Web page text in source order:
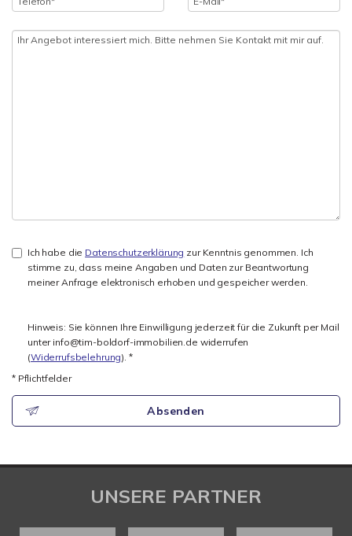
Ich habe die Datenschutzerklärung zur Kenntnis genommen. Ich
stimme zu, dass meine Angaben und Daten zur Beantwortung
meiner Anfrage elektronisch erhoben und gespeicher werden.
Hinweis: Sie können Ihre Einwilligung jederzeit für die Zukunft per Mail
unter info@tim-boldorf-immobilien.de widerrufen
(Widerrufsbelehrung). *
* Pflichtfelder
Absenden
UNSERE PARTNER